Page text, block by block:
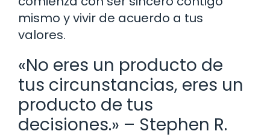
mismo y vivir de acuerdo a tus
valores.
«No eres un producto de
tus circunstancias, eres un
producto de tus
decisiones.» – Stephen R.